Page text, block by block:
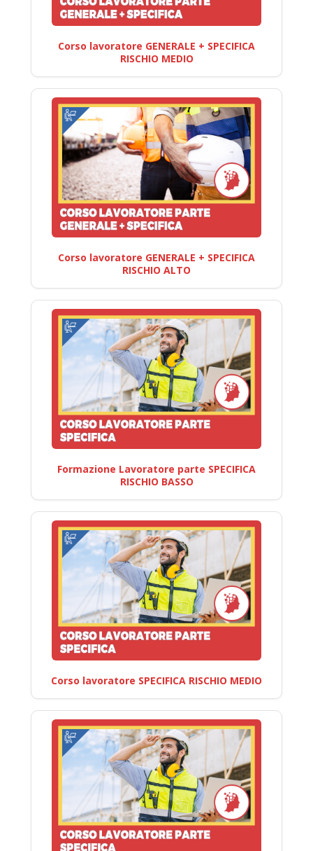
Corso lavoratore GENERALE + SPECIFICA
RISCHIO MEDIO
Corso lavoratore GENERALE + SPECIFICA
RISCHIO ALTO
Formazione Lavoratore parte SPECIFICA
RISCHIO BASSO
Corso lavoratore SPECIFICA RISCHIO MEDIO